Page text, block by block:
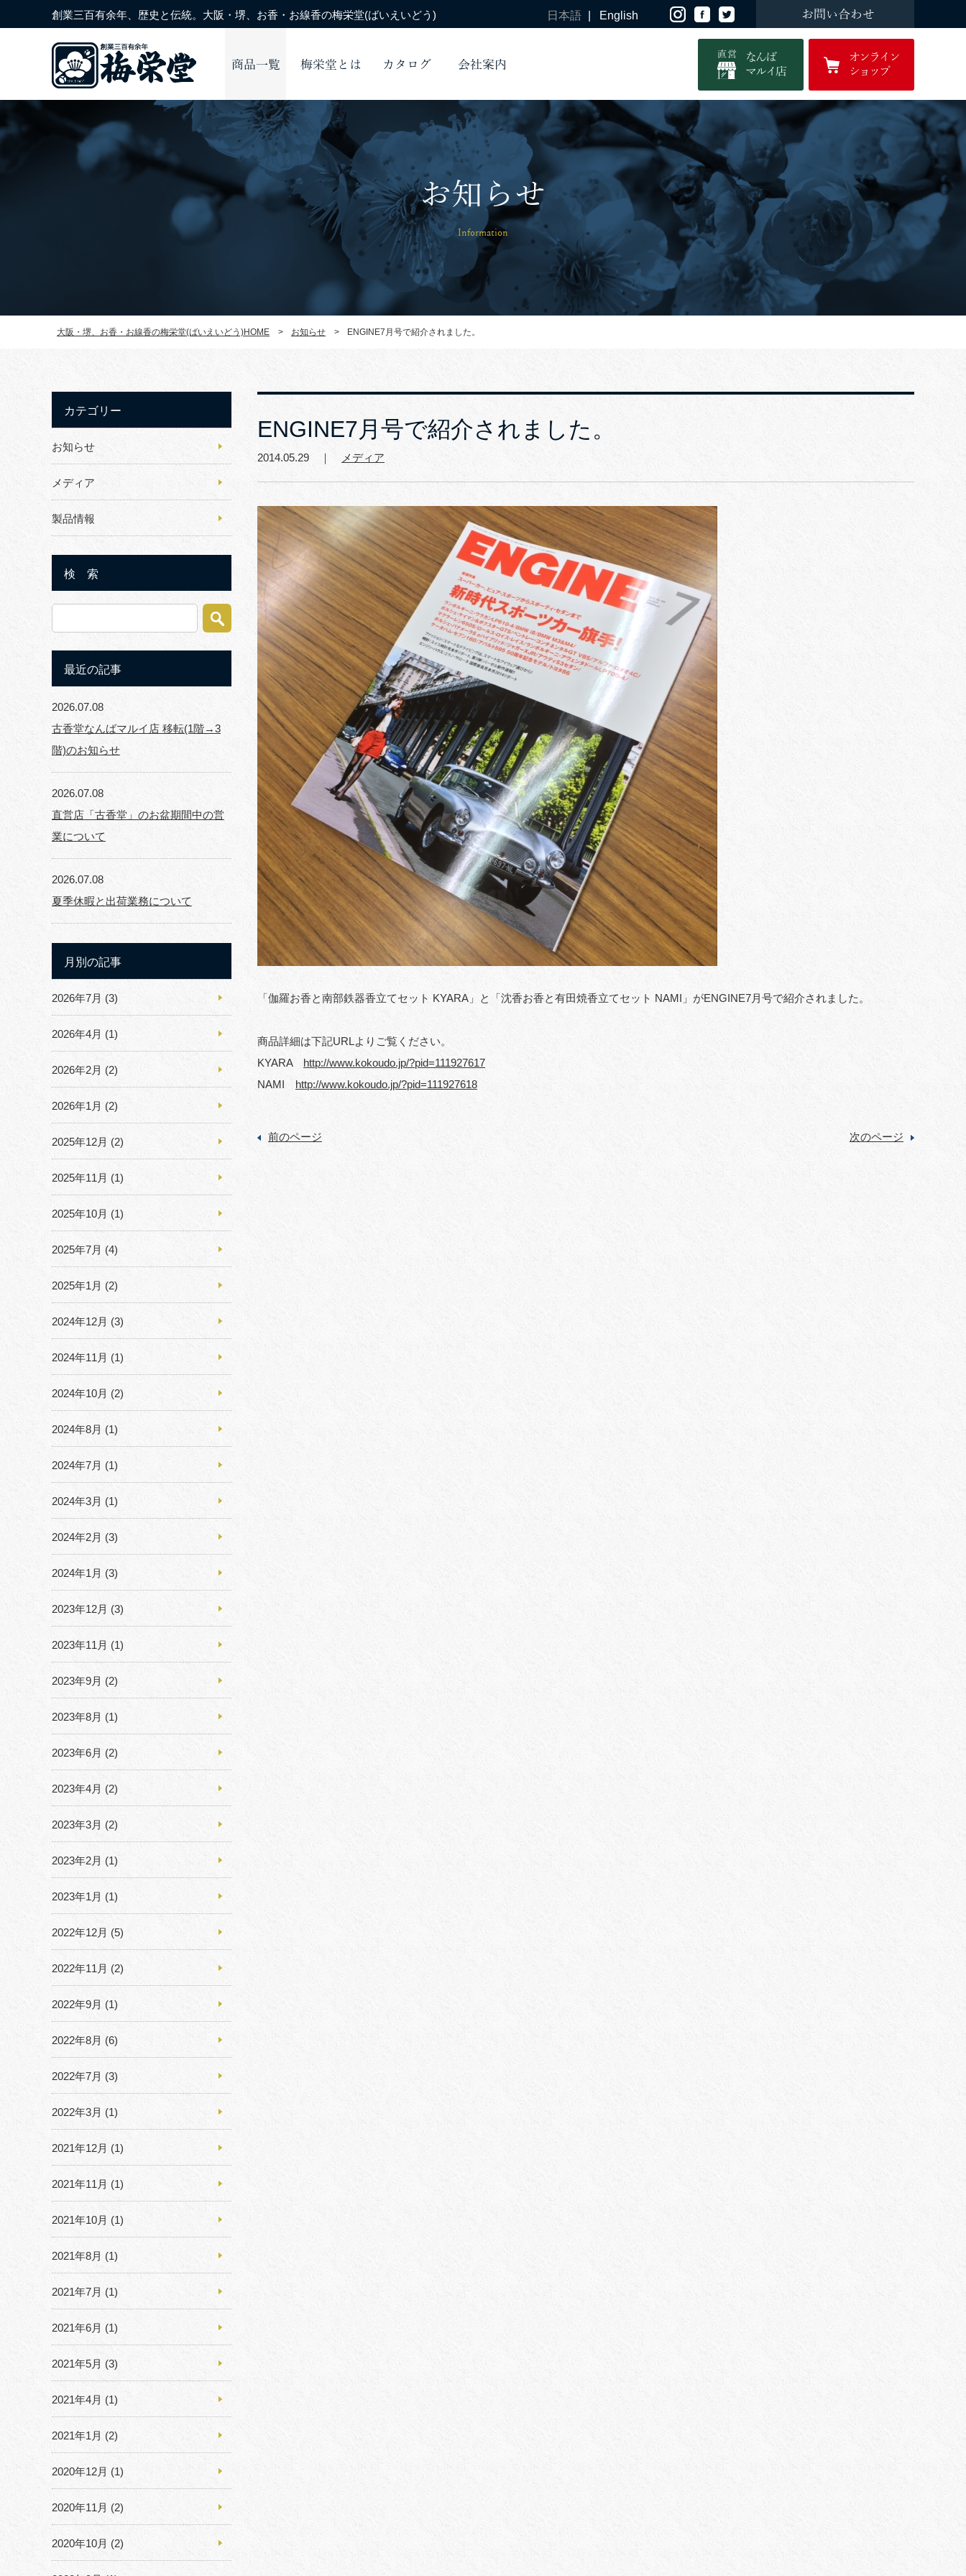
創業三百有余年、歴史と伝統。大阪・堺、お香・お線香の梅栄堂(ばいえいどう) 日本語 English お問い合わせ
商品一覧 梅栄堂とは カタログ 会社案内
オンライン
ショップ
直営
なんば
マルイ店
お知らせ
Information
大阪・堺、お香・お線香の梅栄堂(ばいえいどう)HOME > お知らせ > ENGINE7月号で紹介されました。
ENGINE7月号で紹介されました。
2014.05.29 ｜ メディア
「伽羅お香と南部鉄器香立てセット KYARA」と「沈香お香と有田焼香立てセット NAMI」がENGINE7月号で紹介されました。
商品詳細は下記URLよりご覧ください。
KYARA http://www.kokoudo.jp/?pid=111927617
NAMI http://www.kokoudo.jp/?pid=111927618
前のページ 次のページ
カテゴリー
お知らせ
メディア
製品情報
検 索
最近の記事
2026.07.08
古香堂なんばマルイ店 移転(1階→3
階)のお知らせ
2026.07.08
直営店「古香堂」のお盆期間中の営
業について
2026.07.08
夏季休暇と出荷業務について
月別の記事
2026年7月 (3)
2026年4月 (1)
2026年2月 (2)
2026年1月 (2)
2025年12月 (2)
2025年11月 (1)
2025年10月 (1)
2025年7月 (4)
2025年1月 (2)
2024年12月 (3)
2024年11月 (1)
2024年10月 (2)
2024年8月 (1)
2024年7月 (1)
2024年3月 (1)
2024年2月 (3)
2024年1月 (3)
2023年12月 (3)
2023年11月 (1)
2023年9月 (2)
2023年8月 (1)
2023年6月 (2)
2023年4月 (2)
2023年3月 (2)
2023年2月 (1)
2023年1月 (1)
2022年12月 (5)
2022年11月 (2)
2022年9月 (1)
2022年8月 (6)
2022年7月 (3)
2022年3月 (1)
2021年12月 (1)
2021年11月 (1)
2021年10月 (1)
2021年8月 (1)
2021年7月 (1)
2021年6月 (1)
2021年5月 (3)
2021年4月 (1)
2021年1月 (2)
2020年12月 (1)
2020年11月 (2)
2020年10月 (2)